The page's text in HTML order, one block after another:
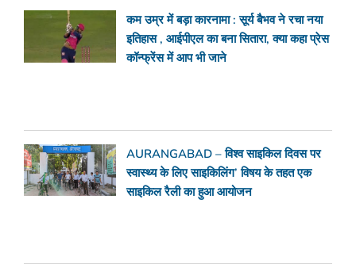
कम उम्र में बड़ा कारनामा : सूर्य बैभव ने रचा नया
इतिहास , आईपीएल का बना सितारा, क्या कहा प्रेस
कॉन्फ्रेंस में आप भी जाने
AURANGABAD – विश्व साइकिल दिवस पर
स्वास्थ्य के लिए साइकिलिंग’ विषय के तहत एक
साइकिल रैली का हुआ आयोजन